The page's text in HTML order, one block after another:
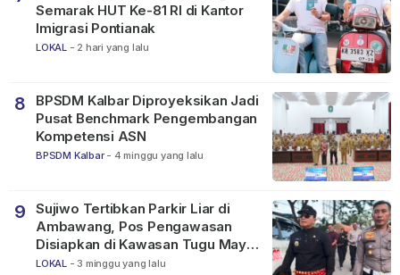
Semarak HUT Ke-81 RI di Kantor
Imigrasi Pontianak
LOKAL - 2 hari yang lalu
8
BPSDM Kalbar Diproyeksikan Jadi
Pusat Benchmark Pengembangan
Kompetensi ASN
BPSDM Kalbar - 4 minggu yang lalu
9
Sujiwo Tertibkan Parkir Liar di
Ambawang, Pos Pengawasan
Disiapkan di Kawasan Tugu Mayor
Alianyang
LOKAL - 3 minggu yang lalu